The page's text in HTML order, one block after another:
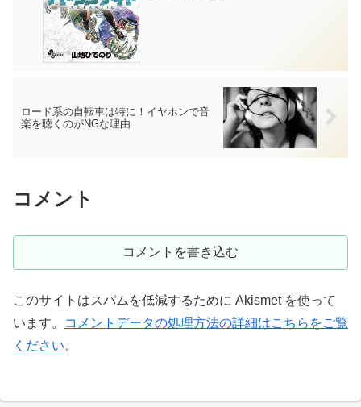
ロード系の自転車は特に！イヤホンで音
楽を聴くのがNGな理由
コメント
コメントを書き込む
このサイトはスパムを低減するために Akismet を使って
います。
コメントデータの処理方法の詳細はこちらをご覧
ください。